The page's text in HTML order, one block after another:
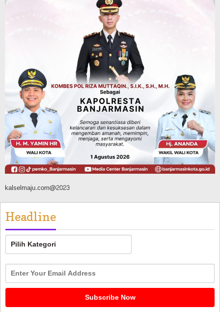
Operasi Sikat Intan 2026 Berakhir, Polda
Kalsel Amankan Ribuan Miras Hingga
Pemerintahan Sosial & Keagamaan
Banjarmasin Pilot Project Perlinsos
Digital, Target 30 Persen IKD Masih
Jauh, Komisi II DPR Turun Tangan
Agustus 7, 2026
kalselmaju.com@2023
Headline
Headline